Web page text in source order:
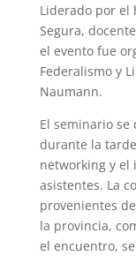
Liderado por el
Segura,
el evento fue
Federalismo y
Naumann.
El seminario
durante la
networking y el
asistentes. La
provenientes
la provincia,
el encuentro,